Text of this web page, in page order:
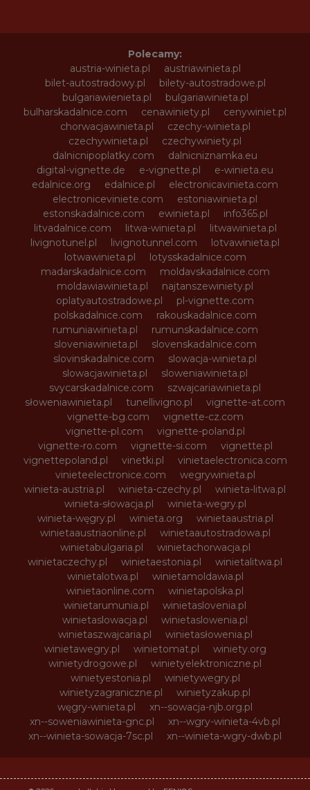
Polecamy:
austria-winieta.pl
austriawinieta.pl
bilet-autostradowy.pl
bilety-autostradowe.pl
bulgariawienieta.pl
bulgariawinieta.pl
bulharskadalnice.com
cenawiniety.pl
cenywiniet.pl
chorwacjawinieta.pl
czechy-winieta.pl
czechywinieta.pl
czechywiniety.pl
dalnicnipoplatky.com
dalnicniznamka.eu
digital-vignette.de
e-vignette.pl
e-winieta.eu
edalnice.org
edalnice.pl
electronicavinieta.com
electroniceviniete.com
estoniawinieta.pl
estonskadalnice.com
ewinieta.pl
info365.pl
litvadalnice.com
litwa-winieta.pl
litwawinieta.pl
livignotunel.pl
livignotunnel.com
lotvawinieta.pl
lotwawinieta.pl
lotysskadalnice.com
madarskadalnice.com
moldavskadalnice.com
moldawiawinieta.pl
najtanszewiniety.pl
oplatyautostradowe.pl
pl-vignette.com
polskadalnice.com
rakouskadalnice.com
rumuniawinieta.pl
rumunskadalnice.com
sloveniawinieta.pl
slovenskadalnice.com
slovinskadalnice.com
slowacja-winieta.pl
slowacjawinieta.pl
sloweniawinieta.pl
svycarskadalnice.com
szwajcariawinieta.pl
słoweniawinieta.pl
tunellivigno.pl
vignette-at.com
vignette-bg.com
vignette-cz.com
vignette-pl.com
vignette-poland.pl
vignette-ro.com
vignette-si.com
vignette.pl
vignettepoland.pl
vinetki.pl
vinietaelectronica.com
vinieteelectronice.com
wegrywinieta.pl
winieta-austria.pl
winieta-czechy.pl
winieta-litwa.pl
winieta-słowacja.pl
winieta-wegry.pl
winieta-węgry.pl
winieta.org
winietaaustria.pl
winietaaustriaonline.pl
winietaautostradowa.pl
winietabulgaria.pl
winietachorwacja.pl
winietaczechy.pl
winietaestonia.pl
winietalitwa.pl
winietalotwa.pl
winietamoldawia.pl
winietaonline.com
winietapolska.pl
winietarumunia.pl
winietaslovenia.pl
winietaslowacja.pl
winietaslowenia.pl
winietaszwajcaria.pl
winietasłowenia.pl
winietawegry.pl
winietomat.pl
winiety.org
winietydrogowe.pl
winietyelektroniczne.pl
winietyestonia.pl
winietywegry.pl
winietyzagraniczne.pl
winietyzakup.pl
węgry-winieta.pl
xn--sowacja-njb.org.pl
xn--soweniawinieta-gnc.pl
xn--wgry-winieta-4vb.pl
xn--winieta-sowacja-7sc.pl
xn--winieta-wgry-dwb.pl